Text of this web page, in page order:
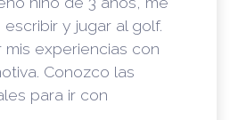
y jugar al golf.
mis experiencias con
Conozco las
para ir con